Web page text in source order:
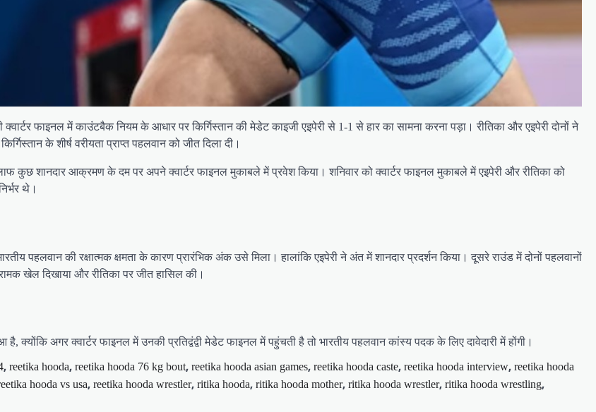
फाइनल में काउंटबैक नियम के आधार पर किर्गिस्तान की मेडेट काइजी एइपेरी से 1-1 से हार का सामना करना पड़ा। रीतिका और एइपेरी दोनों ने
के शीर्ष वरीयता प्राप्त पहलवान को जीत दिला दी।
कुछ शानदार आक्रमण के दम पर अपने क्वार्टर फाइनल मुकाबले में प्रवेश किया। शनिवार को क्वार्टर फाइनल मुकाबले में एइपेरी और रीतिका को
थे।
पहलवान की रक्षात्मक क्षमता के कारण प्रारंभिक अंक उसे मिला। हालांकि एइपेरी ने अंत में शानदार प्रदर्शन किया। दूसरे राउंड में दोनों पहलवानों
खेल दिखाया और रीतिका पर जीत हासिल की।
अगर क्वार्टर फाइनल में उनकी प्रतिद्वंद्वी मेडेट फाइनल में पहुंचती है तो भारतीय पहलवान कांस्य पदक के लिए दावेदारी में होंगी।
, reetika hooda, reetika hooda 76 kg bout, reetika hooda asian games, reetika hooda caste, reetika hooda interview, reetika hooda
hooda vs usa, reetika hooda wrestler, ritika hooda, ritika hooda mother, ritika hooda wrestler, ritika hooda wrestling,